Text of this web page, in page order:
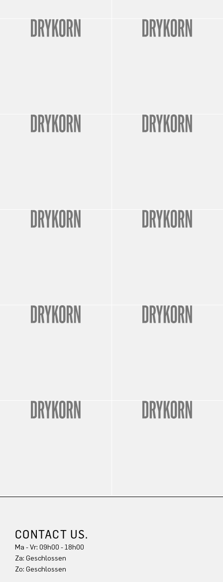
CONTACT US.
Ma - Vr: 09h00 - 18h00
Za: Geschlossen
Zo: Geschlossen